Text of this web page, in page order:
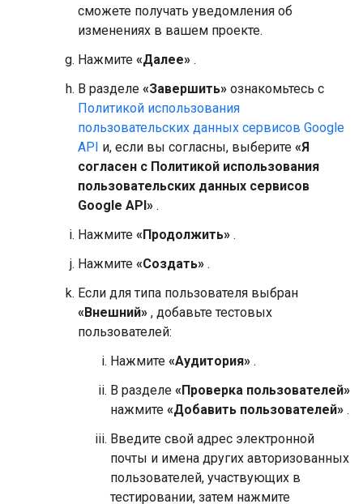
сможете получать уведомления об
изменениях в вашем проекте.
Нажмите «Далее» .
В разделе «Завершить» ознакомьтесь с
Политикой использования
пользовательских данных сервисов Google
API и, если вы согласны, выберите «Я
согласен с Политикой использования
пользовательских данных сервисов
Google API» .
Нажмите «Продолжить» .
Нажмите «Создать» .
Если для типа пользователя выбран
«Внешний» , добавьте тестовых
пользователей:
Нажмите «Аудитория» .
В разделе «Проверка пользователей»
нажмите «Добавить пользователей» .
Введите свой адрес электронной
почты и имена других авторизованных
пользователей, участвующих в
тестировании, затем нажмите